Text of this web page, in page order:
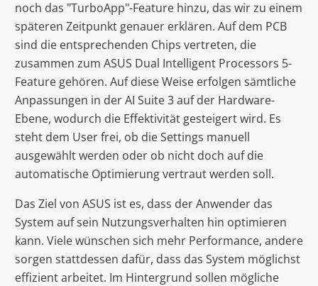
noch das "TurboApp"-Feature hinzu, das wir zu einem
späteren Zeitpunkt genauer erklären. Auf dem PCB
sind die entsprechenden Chips vertreten, die
zusammen zum ASUS Dual Intelligent Processors 5-
Feature gehören. Auf diese Weise erfolgen sämtliche
Anpassungen in der AI Suite 3 auf der Hardware-
Ebene, wodurch die Effektivität gesteigert wird. Es
steht dem User frei, ob die Settings manuell
ausgewählt werden oder ob nicht doch auf die
automatische Optimierung vertraut werden soll.
Das Ziel von ASUS ist es, dass der Anwender das
System auf sein Nutzungsverhalten hin optimieren
kann. Viele wünschen sich mehr Performance, andere
sorgen stattdessen dafür, dass das System möglichst
effizient arbeitet. Im Hintergrund sollen mögliche